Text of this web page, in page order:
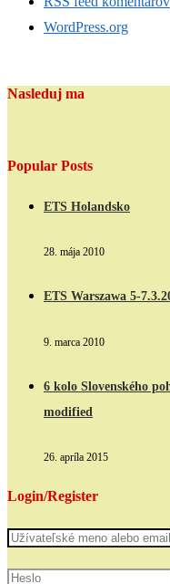
WordPress.org
Nasleduj ma
Popular Posts
ETS Holandsko
28. mája 2010
ETS Warszawa 5-
9. marca 2010
6 kolo Slovenského
modified
26. apríla 2015
Login/Register